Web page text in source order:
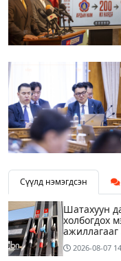
Сүүлд нэмэгдсэн
Шатахуун
холбогдох
2026-08-07